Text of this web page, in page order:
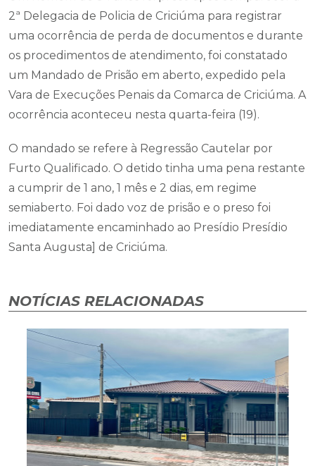
2ª Delegacia de Policia de Criciúma para registrar
uma ocorrência de perda de documentos e durante
os procedimentos de atendimento, foi constatado
um Mandado de Prisão em aberto, expedido pela
Vara de Execuções Penais da Comarca de Criciúma. A
ocorrência aconteceu nesta quarta-feira (19).
O mandado se refere à Regressão Cautelar por
Furto Qualificado. O detido tinha uma pena restante
a cumprir de 1 ano, 1 mês e 2 dias, em regime
semiaberto. Foi dado voz de prisão e o preso foi
imediatamente encaminhado ao Presídio Presídio
Santa Augusta] de Criciúma.
NOTÍCIAS RELACIONADAS